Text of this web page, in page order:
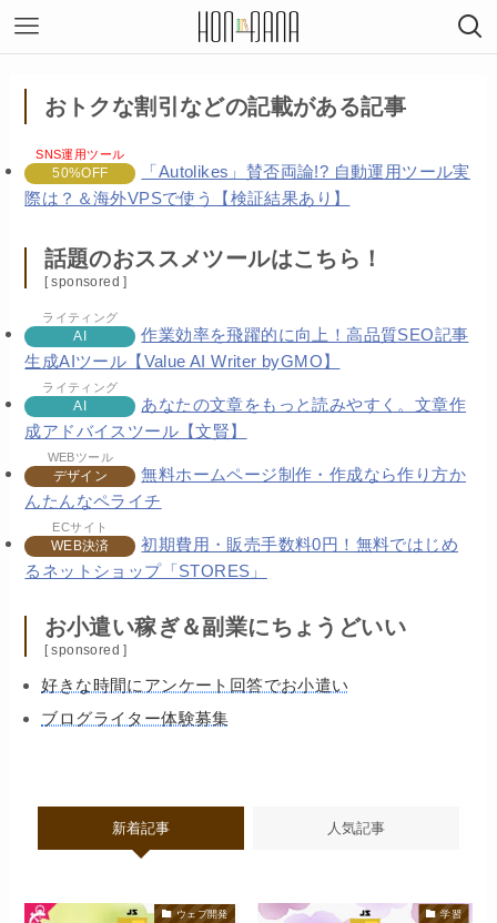
おトクな割引などの記載がある記事
50%OFF
SNS運用ツール
「Autolikes」賛否両論!? 自動運用ツール実
際は？＆海外VPSで使う【検証結果あり】
話題のおススメツールはこちら！
[ sponsored ]
AI
ライティング
作業効率を飛躍的に向上！高品質SEO記事
生成AIツール【Value AI Writer byGMO】
AI
ライティング
あなたの文章をもっと読みやすく。文章作
成アドバイスツール【文賢】
デザイン
WEBツール
無料ホームページ制作・作成なら作り方か
んたんなペライチ
WEB決済
ECサイト
初期費用・販売手数料0円！無料ではじめ
るネットショップ「STORES」
お小遣い稼ぎ＆副業にちょうどいい
[ sponsored ]
好きな時間にアンケート回答でお小遣い
ブログライター体験募集
新着記事 人気記事
ウェブ開発 学習